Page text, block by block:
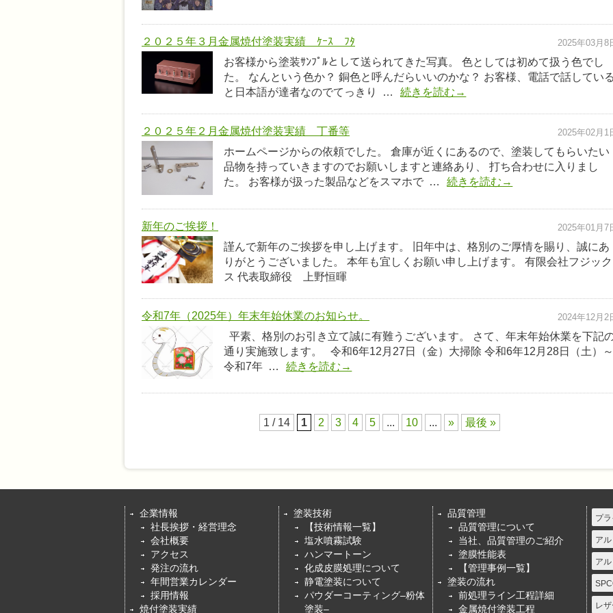
２０２５年３月金属焼付塗装実績 ｹｰｽ ﾌﾀ 2025年03月8
お客様から塗装ｻﾝﾌﾟﾙとして送られてきた写真。 色としては初めて扱う色でし
た。 なんという色か？ 銅色と呼んだらいいのかな？ お客様、電話で話している
と日本語が達者なのでてっきり …
続きを読む→
２０２５年２月金属焼付塗装実績 丁番等 2025年02月1
ホームページからの依頼でした。 倉庫が近くにあるので、塗装してもらいたい
品物を持っていきますのでお願いしますと連絡あり、 打ち合わせに入りまし
た。 お客様が扱った製品などをスマホで …
続きを読む→
新年のご挨拶！ 2025年01月7
謹んで新年のご挨拶を申し上げます。 旧年中は、格別のご厚情を賜り、誠にあ
りがとうございました。 本年も宜しくお願い申し上げます。 有限会社フジック
ス 代表取締役 上野恒暉
令和7年（2025年）年末年始休業のお知らせ。 2024年12月2
平素、格別のお引き立て誠に有難うございます。 さて、年末年始休業を下記
通り実施致します。 令和6年12月27日（金）大掃除 令和6年12月28日（土）～
令和7年 …
続きを読む→
1 / 14 1 2 3 4 5 ... 10 ... » 最後 »
企業情報
社長挨拶・経営理念
会社概要
アクセス
発注の流れ
年間営業カレンダー
採用情報
焼付塗装実績
塗装技術
【技術情報一覧】
塩水噴霧試験
ハンマートーン
化成皮膜処理について
静電塗装について
パウダーコーティング–粉体
塗装–
品質管理
品質管理について
当社、品質管理のご紹介
塗膜性能表
【管理事例一覧】
塗装の流れ
前処理ライン工程詳細
金属焼付塗装工程
プ
ア
アル
レ